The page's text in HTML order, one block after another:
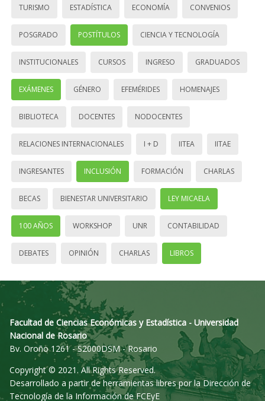
TURISMO ESTADÍSTICA ECONOMÍA CONVENIOS
POSGRADO POSTÍTULOS CIENCIA Y TECNOLOGÍA
INSTITUCIONALES CURSOS INGRESO GRADUADOS
EXÁMENES GÉNERO EFEMÉRIDES HOMENAJES
BIBLIOTECA DOCENTES NODOCENTES
RELACIONES INTERNACIONALES I + D IITEA IITAE
INGRESANTES INCLUSIÓN FORMACIÓN CHARLAS
BECAS BIENESTAR UNIVERSITARIO LEY MICAELA
100 AÑOS WORKSHOP UNR CONTABILIDAD
DEBATES OPINIÓN CHARLAS LIBROS
Facultad de Ciencias Económicas y Estadística - Universidad
Nacional de Rosario
Bv. Oroño 1261 - S2000DSM - Rosario
Copyright © 2021. All Rights Reserved.
Desarrollado a partir de herramientas libres por la Dirección de
Tecnología de la Información de FCEyE